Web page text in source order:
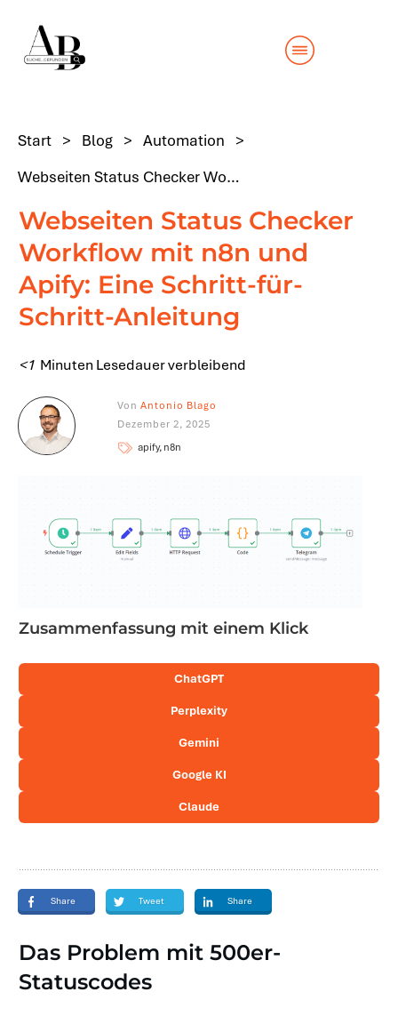
Start > Blog > Automation
>
Webseiten Status Checker Workflow mit n8n und Apify: Eine Schritt-für-Schritt-Anleitung
Webseiten Status Checker
Workflow mit n8n und
Apify: Eine Schritt-für-
Schritt-Anleitung
<1 Minuten Lesedauer verbleibend
Von Antonio Blago
Dezember 2, 2025
apify, n8n
Zusammenfassung mit einem Klick
ChatGPT
Perplexity
Gemini
Google KI
Claude
Share Tweet Share
Das Problem mit 500er-
Statuscodes